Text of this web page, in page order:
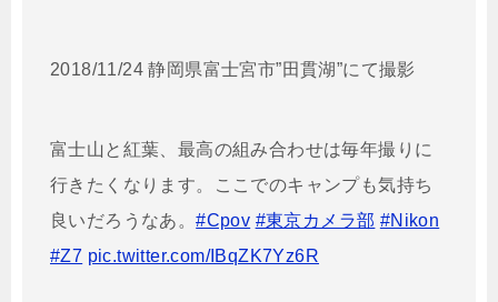
2018/11/24 静岡県富士宮市”田貫湖”にて撮影
富士山と紅葉、最高の組み合わせは毎年撮りに
行きたくなります。ここでのキャンプも気持ち
良いだろうなあ。#Cpov #東京カメラ部 #Nikon
#Z7 pic.twitter.com/IBqZK7Yz6R